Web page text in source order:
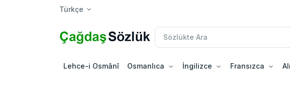
Türkçe
Lehce-i Osmânî Osmanlıca İngilizce Fransızca